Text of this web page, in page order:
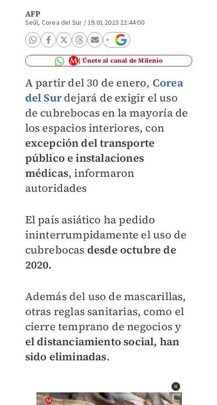
AFP
Seúl, Corea del Sur /19.01.2023 22:44:00
Únete al canal de Milenio
A partir del 30 de enero, Corea
del Surdejará de exigir el uso
de cubrebocas en la mayoría de
los espacios interiores, con
excepción del transporte
público e instalaciones
médicas, informaron
autoridades
El país asiático ha pedido
ininterrumpidamente el uso de
cubrebocas desde octubre de
2020.
Además del uso de mascarillas,
otras reglas sanitarias, como el
cierre temprano de negocios y
el distanciamiento social, han
sido eliminadas.